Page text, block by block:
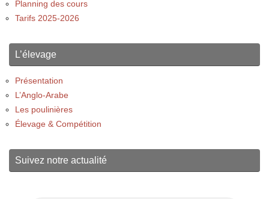
Planning des cours
Tarifs 2025-2026
L’élevage
Présentation
L’Anglo-Arabe
Les poulinières
Élevage & Compétition
Suivez notre actualité